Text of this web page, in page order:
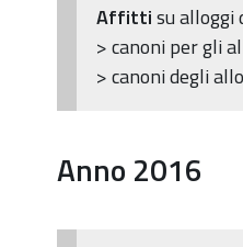
Affittisu alloggi
> canoni per gli
> canoni degli
Anno 2016